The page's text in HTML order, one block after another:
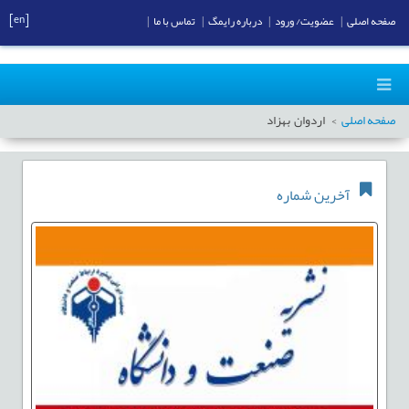
صفحه اصلی اردوان بهزاد
آخرین شماره
صفحه اصلی عضویت/ ورود درباره رایمگ تماس با ما